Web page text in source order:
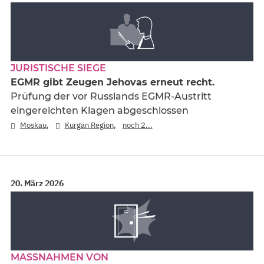
JURISTISCHE SIEGE
EGMR gibt Zeugen Jehovas erneut recht.
Prüfung der vor Russlands EGMR-Austritt
eingereichten Klagen abgeschlossen
Moskau, Kurgan Region, noch 2...
20. März 2026
MASSNAHMEN VON S